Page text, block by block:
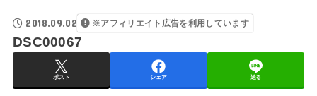
2018.09.02 ※アフィリエイト広告を利用しています
DSC00067
ポスト シェア 送る